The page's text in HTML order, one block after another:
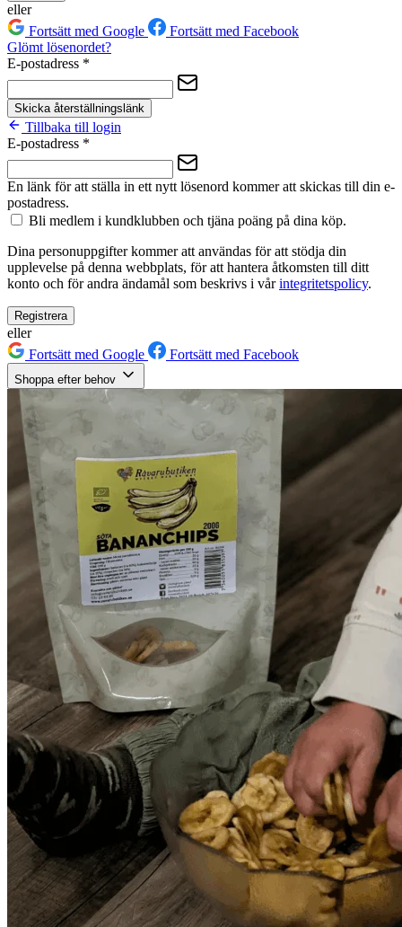
eller
Fortsätt med Google
Fortsätt med Facebook
Glömt lösenordet?
E-postadress *
Skicka återställningslänk
Tillbaka till login
E-postadress *
En länk för att ställa in ett nytt lösenord kommer att skickas till din e-
postadress.
Bli medlem i kundklubben och tjäna poäng på dina köp.
Dina personuppgifter kommer att användas för att stödja din
upplevelse på denna webbplats, för att hantera åtkomsten till ditt
konto och för andra ändamål som beskrivs i vårintegritetspolicy.
Registrera
eller
Fortsätt med Google
Fortsätt med Facebook
Shoppa efter behov